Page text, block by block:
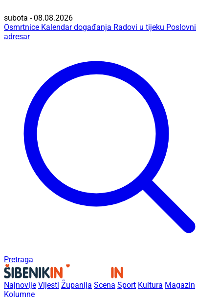
subota - 08.08.2026
Osmrtnice Kalendar događanja Radovi u tijeku Poslovni
adresar
Pretraga
Najnovije Vijesti Županija Scena Sport Kultura Magazin
Kolumne